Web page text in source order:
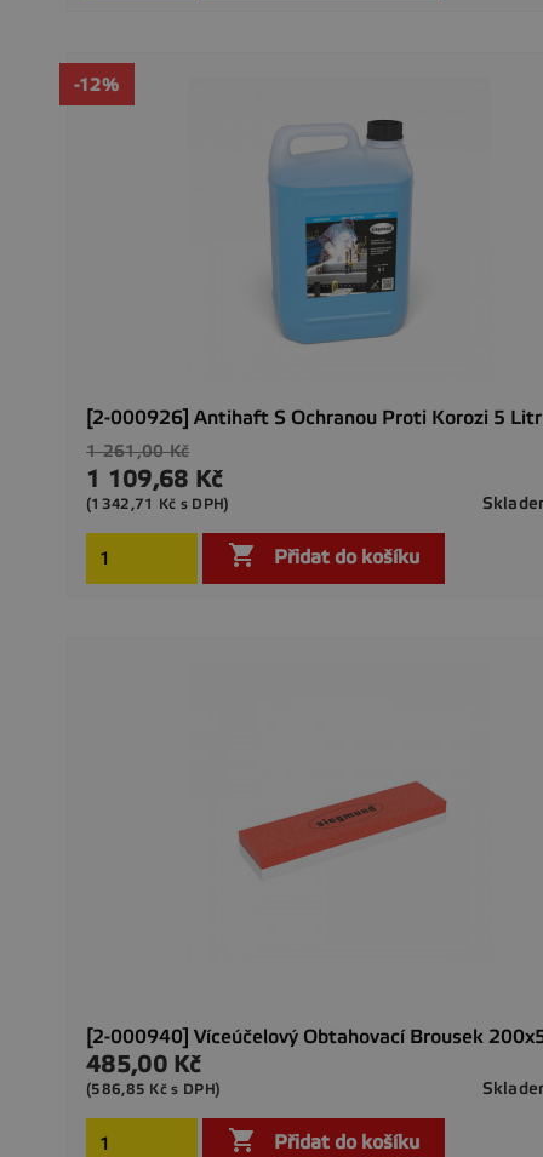
[2-000926] Antihaft S Ochranou Proti Korozi 5
Běžná
cena
1 261,00 Kč
-12%
Cena
1 109,68 Kč
(1342,71 Kč s DPH)
 Přidat do košíku
[2-000940] Víceúčelový Obtahovací Brousek
Cena
485,00 Kč
(586,85 Kč s DPH)
 Přidat do košíku